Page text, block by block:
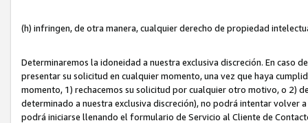
(h) infringen, de otra manera, cualquier derecho de propiedad
Determinaremos la idoneidad a nuestra exclusiva discreción. En caso
presentar su solicitud en cualquier momento, una vez que haya
momento, 1) rechacemos su solicitud por cualquier otro motivo, o 2)
determinado a nuestra exclusiva discreción), no podrá intentar volver
podrá iniciarse llenando el formulario de Servicio al Cliente de